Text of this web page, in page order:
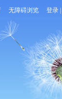
无障碍浏览 登录